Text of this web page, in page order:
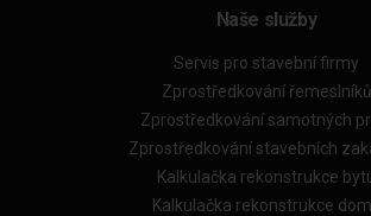
Naše služby
Servis pro stavební firmy
Zprostředkování řemeslníků
Zprostředkování samotných
Zprostředkování stavebních
Kalkulačka rekonstrukce
Kalkulačka rekonstrukce